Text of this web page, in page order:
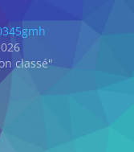
classé"